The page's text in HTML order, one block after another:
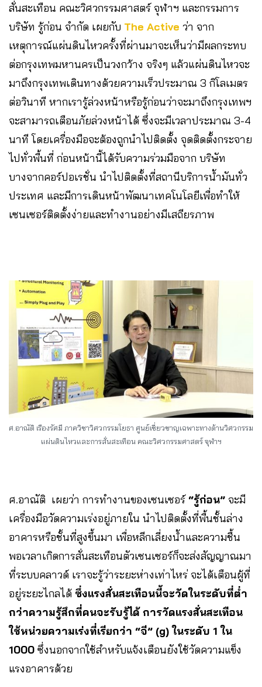
สั่นสะเทือน คณะวิศวกรรมศาสตร์ จุฬาฯ และกรรมการ
บริษัท รู้ก่อน จำกัด เผยกับ The Active ว่า จาก
เหตุการณ์แผ่นดินไหวครั้งที่ผ่านมาจะเห็นว่ามีผลกระทบ
ต่อกรุงเทพมหานครเป็นวงกว้าง จริงๆ แล้วแผ่นดินไหวจะ
มาถึงกรุงเทพเดินทางด้วยความเร็วประมาณ 3 กิโลเมตร
ต่อวินาที หากเรารู้ล่วงหน้าหรือรู้ก่อนว่าจะมาถึงกรุงเทพฯ
จะสามารถเตือนภัยล่วงหน้าได้ ซึ่งจะมีเวลาประมาณ 3-4
นาที โดยเครื่องมือจะต้องถูกนำไปติดตั้ง จุดติดตั้งกระจาย
ไปทั่วพื้นที่ ก่อนหน้านี้ได้รับความร่วมมือจาก บริษัท
บางจากคอร์ปอเรชั่น นำไปติดตั้งที่สถานีบริการน้ำมันทั่ว
ประเทศ และมีการเดินหน้าพัฒนาเทคโนโลยีเพื่อทำให้
เซนเซอร์ติดตั้งง่ายและทำงานอย่างมีเสถียรภาพ
ศ.อาณัติ เรืองรัศมี ภาควิชาวิศวกรรมโยธา ศูนย์เชี่ยวชาญเฉพาะทางด้านวิศวกรรม
แผ่นดินไหวและการสั่นสะเทือน คณะวิศวกรรมศาสตร์ จุฬาฯ
ศ.อาณัติ เผยว่า การทำงานของเซนเซอร์ “รู้ก่อน” จะมี
เครื่องมือวัดความเร่งอยู่ภายใน นำไปติดตั้งที่พื้นชั้นล่าง
อาคารหรือชั้นที่สูงขึ้นมา เพื่อหลีกเลี่ยงน้ำและความชื้น
พอเวลาเกิดการสั่นสะเทือนตัวเซนเซอร์ก็จะส่งสัญญาณมา
ที่ระบบคลาวด์ เราจะรู้ว่าระยะห่างเท่าไหร่ จะได้เตือนผู้ที่
อยู่ระยะไกลได้ ซึ่งแรงสั่นสะเทือนนี้จะวัดในระดับที่ต่ำ
กว่าความรู้สึกที่คนจะรับรู้ได้ การวัดแรงสั่นสะเทือน
ใช้หน่วยความเร่งที่เรียกว่า “จี” (g) ในระดับ 1 ใน
1000 ซึ่งนอกจากใช้สำหรับแจ้งเตือนยังใช้วัดความแข็ง
แรงอาคารด้วย